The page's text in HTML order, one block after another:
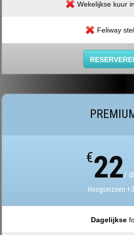
Wekelijkse kuur
Feliway
€22/
Hoogseizoen
Dagelijkse